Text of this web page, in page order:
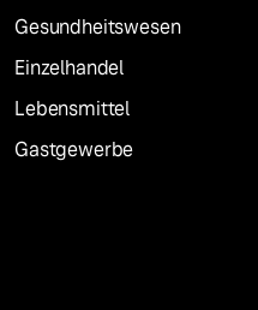
Gesundheitswesen
Einzelhandel
Lebensmittel
Gastgewerbe